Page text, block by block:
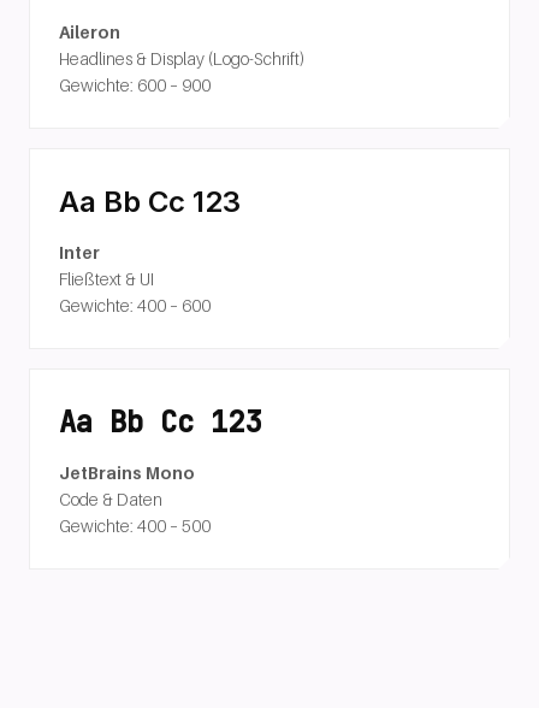
Aileron
Headlines & Display (Logo-Schrift)
Gewichte: 600 – 900
Aa Bb Cc 123
Inter
Fließtext & UI
Gewichte: 400 – 600
Aa Bb Cc 123
JetBrains Mono
Code & Daten
Gewichte: 400 – 500